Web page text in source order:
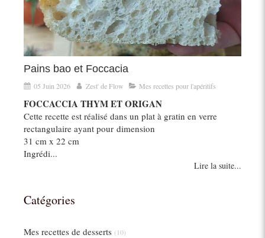
Pains bao et Foccacia
05 Juin 2026 Zest' de Flow Mes recettes pour l'apéritifs
FOCCACCIA THYM ET ORIGAN
Cette recette est réalisé dans un plat à gratin en verre
rectangulaire ayant pour dimension
31 cm x 22 cm
Ingrédi...
Lire la suite...
Catégories
Mes recettes de desserts (10)